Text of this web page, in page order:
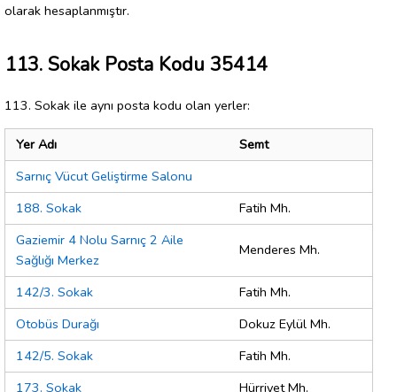
olarak hesaplanmıştır.
113. Sokak Posta Kodu 35414
113. Sokak ile aynı posta kodu olan yerler:
Yer Adı
Semt
Sarnıç Vücut Geliştirme Salonu
188. Sokak
Fatih Mh.
Gaziemir 4 Nolu Sarnıç 2 Aile
Sağlığı Merkez
Menderes Mh.
142/3. Sokak
Fatih Mh.
Otobüs Durağı
Dokuz Eylül Mh.
142/5. Sokak
Fatih Mh.
173. Sokak
Hürriyet Mh.